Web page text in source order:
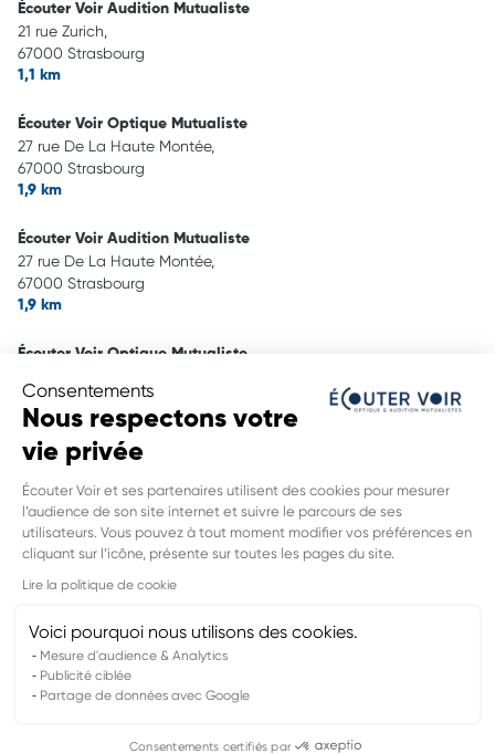
Consentements
Nous respectons votre
vie privée
Écouter Voir et ses partenaires utilisent des cookies pour mesurer
l’audience de son site internet et suivre le parcours de ses
utilisateurs. Vous pouvez à tout moment modifier vos préférences en
cliquant sur l’icône, présente sur toutes les pages du site.
Lire la politique de cookie
Voici pourquoi nous utilisons des cookies.
Mesure d'audience & Analytics
Publicité ciblée
Partage de données avec Google
Consentements certifiés par
Écouter Voir Audition Mutualiste
21 rue Zurich,
67000 Strasbourg
1,1 km
Écouter Voir Optique Mutualiste
27 rue De La Haute Montée,
67000 Strasbourg
1,9 km
Écouter Voir Audition Mutualiste
27 rue De La Haute Montée,
67000 Strasbourg
1,9 km
Écouter Voir Optique Mutualiste
67800 Bischheim
4,3 km
Écouter Voir Audition Mutualiste
41-43 route De Bischwiller,
67800 Bischheim
4,3 km
INFORMATIONS LÉGALES DE CE
POINT DE VENTE
Nom du groupement : MUTUALITE FRANCAISE ALSACE
Adresse mail DPO : delegue.rgpd@mf-alsace.com